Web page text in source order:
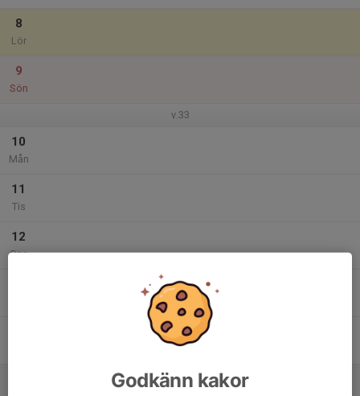
8
Lör
9
Sön
v.33
10
Mån
11
Tis
12
Ons
Godkänn kakor